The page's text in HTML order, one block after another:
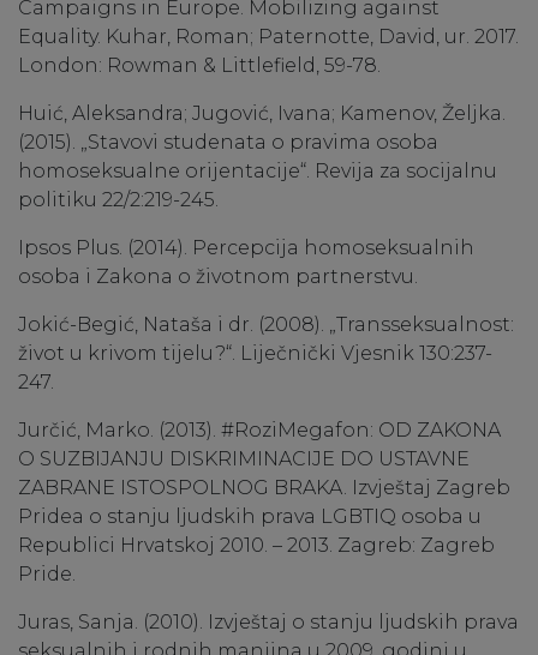
Campaigns in Europe. Mobilizing against
Equality. Kuhar, Roman; Paternotte, David, ur. 2017.
London: Rowman & Littlefield, 59-78.
Huić, Aleksandra; Jugović, Ivana; Kamenov, Željka.
(2015). „Stavovi studenata o pravima osoba
homoseksualne orijentacije“. Revija za socijalnu
politiku 22/2:219-245.
Ipsos Plus. (2014). Percepcija homoseksualnih
osoba i Zakona o životnom partnerstvu.
Jokić-Begić, Nataša i dr. (2008). „Transseksualnost:
život u krivom tijelu?“. Liječnički Vjesnik 130:237-
247.
Jurčić, Marko. (2013). #RoziMegafon: OD ZAKONA
O SUZBIJANJU DISKRIMINACIJE DO USTAVNE
ZABRANE ISTOSPOLNOG BRAKA. Izvještaj Zagreb
Pridea o stanju ljudskih prava LGBTIQ osoba u
Republici Hrvatskoj 2010. – 2013. Zagreb: Zagreb
Pride.
Juras, Sanja. (2010). Izvještaj o stanju ljudskih prava